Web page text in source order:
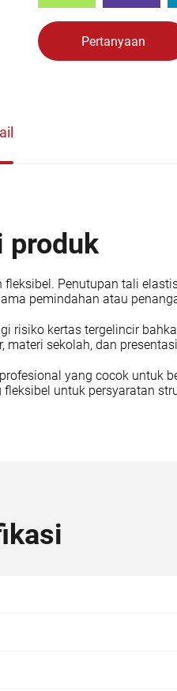
Pertanyaan
produk
Penutupan tali
pemindahan atau
risiko kertas tergelincir
sekolah, dan
yang cocok untuk
untuk persyaratan